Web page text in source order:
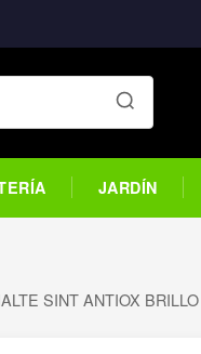
JARDÍN
SINT ANTIOX